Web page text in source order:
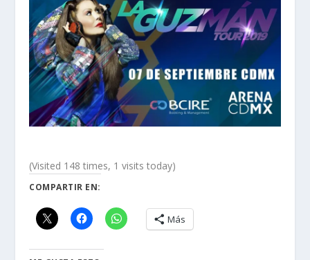
(Visited 148 times, 1 visits today)
COMPARTIR EN:
Más